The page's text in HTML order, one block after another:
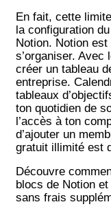
En fait, cette
la configuration
Notion. Notion
s’organiser. Avec
créer un tableau
entreprise.
tableaux
ton quotidien de
l’accès à ton
d’ajouter un
gratuit illimité est
Découvre
blocs de Notion
sans frais